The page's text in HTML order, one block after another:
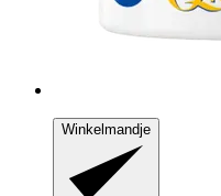
Winkelmandje